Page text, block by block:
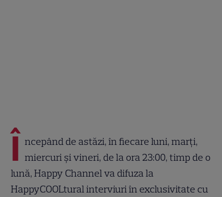
Î ncepând de astăzi, în fiecare luni, marți,
miercuri și vineri, de la ora 23:00, timp de o
lună, Happy Channel va difuza la
HappyCOOLtural interviuri în exclusivitate cu